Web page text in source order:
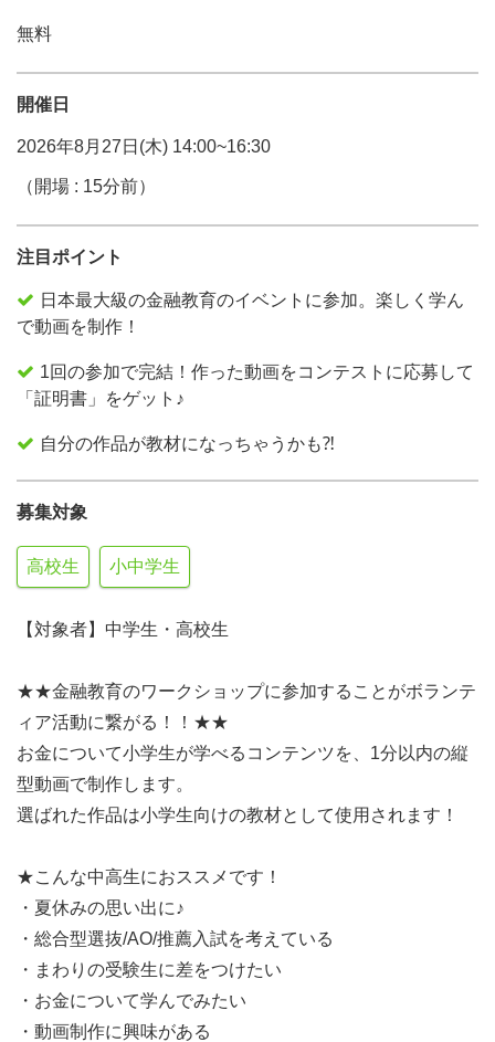
無料
開催日
2026年8月27日(木) 14:00~16:30
（開場 : 15分前）
注目ポイント
日本最大級の金融教育のイベントに参加。楽しく学ん
で動画を制作！
1回の参加で完結！作った動画をコンテストに応募して
「証明書」をゲット♪
自分の作品が教材になっちゃうかも⁈
募集対象
高校生 小中学生
【対象者】中学生・高校生
★★金融教育のワークショップに参加することがボランテ
ィア活動に繋がる！！★★
お金について小学生が学べるコンテンツを、1分以内の縦
型動画で制作します。
選ばれた作品は小学生向けの教材として使用されます！
★こんな中高生におススメです！
・夏休みの思い出に♪
・総合型選抜/AO/推薦入試を考えている
・まわりの受験生に差をつけたい
・お金について学んでみたい
・動画制作に興味がある